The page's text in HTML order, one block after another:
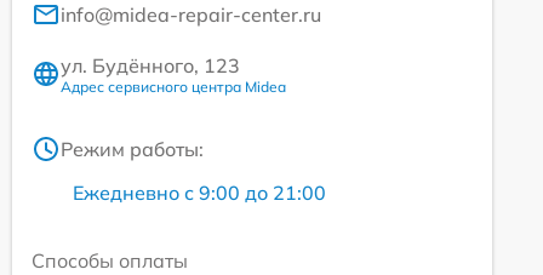
info@midea-repair-center.ru
ул. Будённого, 123
Адрес сервисного центра Midea
Режим работы:
Ежедневно с 9:00 до 21:00
Способы оплаты